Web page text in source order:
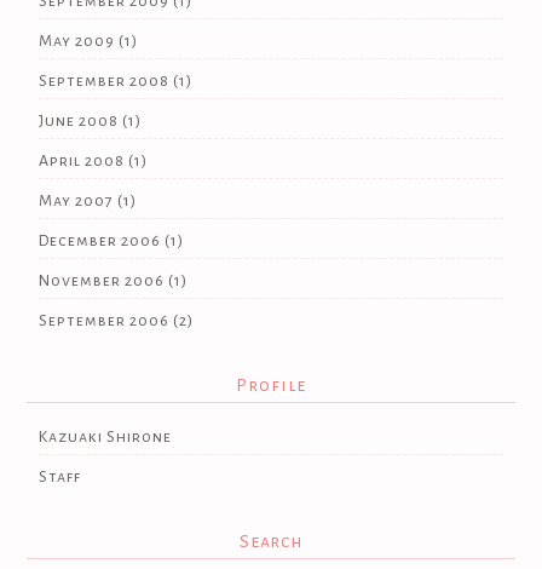
May 2009 (1)
September 2008 (1)
June 2008 (1)
April 2008 (1)
May 2007 (1)
December 2006 (1)
November 2006 (1)
September 2006 (2)
Profile
Kazuaki Shirone
Staff
Search